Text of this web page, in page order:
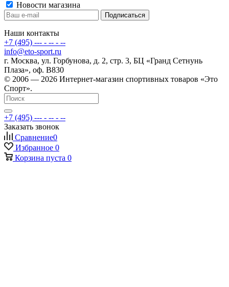
Новости магазина
Наши контакты
+7 (495) --- - -- - --
info@eto-sport.ru
г. Москва, ул. Горбунова, д. 2, стр. 3, БЦ «Гранд Сетнунь
Плаза», оф. В830
© 2006 — 2026 Интернет-магазин спортивных товаров «Это
Спорт».
+7 (495) --- - -- - --
Заказать звонок
Сравнение0
Избранное 0
Корзина пуста 0